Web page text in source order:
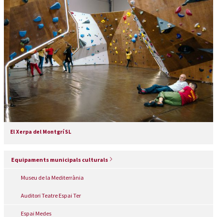
El Xerpa del Montgrí SL
Equipaments municipals culturals
Museu de la Mediterrània
Auditori Teatre Espai Ter
Espai Medes